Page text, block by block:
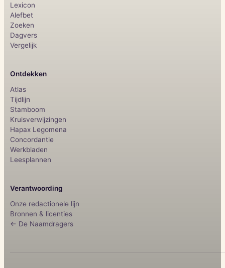
Lexicon
Alefbet
Zoeken
Dagvers
Vergelijk
Ontdekken
Atlas
Tijdlijn
Stamboom
Kruisverwijzingen
Hapax Legomena
Concordantie
Werkbladen
Leesplannen
Verantwoording
Onze redactionele lijn
Bronnen & licenties
← De Naamdragers